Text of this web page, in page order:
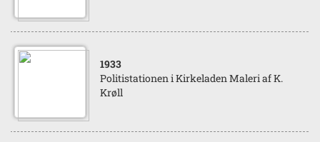
1933
Politistationen i Kirkeladen Maleri af K.
Krøll